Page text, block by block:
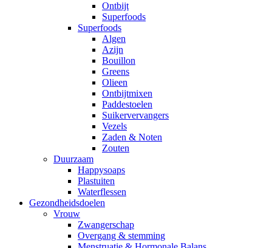
Ontbijt
Superfoods
Superfoods
Algen
Azijn
Bouillon
Greens
Olieen
Ontbijtmixen
Paddestoelen
Suikervervangers
Vezels
Zaden & Noten
Zouten
Duurzaam
Happysoaps
Plastuiten
Waterflessen
Gezondheidsdoelen
Vrouw
Zwangerschap
Overgang & stemming